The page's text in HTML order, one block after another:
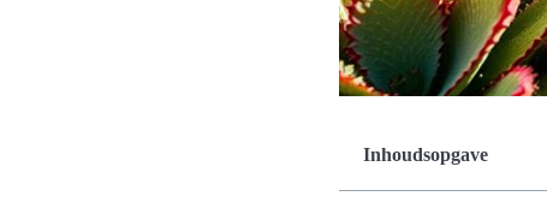
Inhoudsopgave